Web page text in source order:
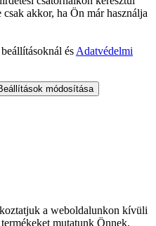
akkor, ha Ön már használja
és Adatvédelmi
módosítása
a weboldalunkon kívüli
mutatunk Önnek.